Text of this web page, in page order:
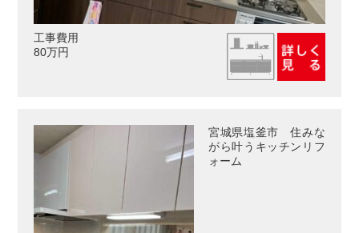
工事費用
80万円
宮城県塩釜市 住みな
がら叶うキッチンリフ
ォーム